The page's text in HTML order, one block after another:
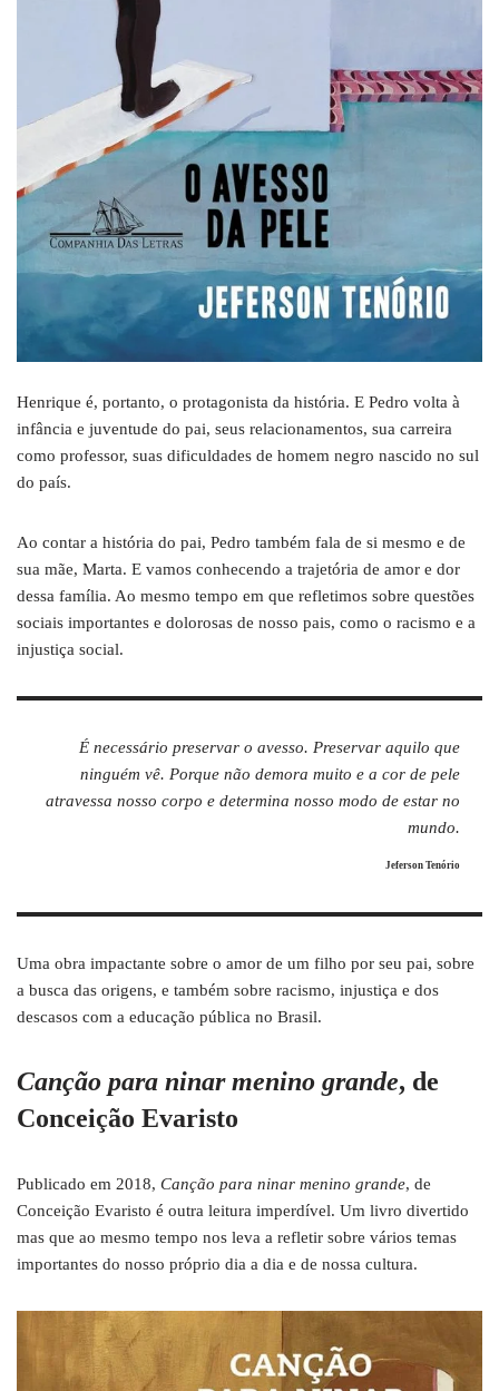
Henrique é, portanto, o protagonista da história. E Pedro volta à
infância e juventude do pai, seus relacionamentos, sua carreira
como professor, suas dificuldades de homem negro nascido no sul
do país.
Ao contar a história do pai, Pedro também fala de si mesmo e de
sua mãe, Marta. E vamos conhecendo a trajetória de amor e dor
dessa família. Ao mesmo tempo em que refletimos sobre questões
sociais importantes e dolorosas de nosso pais, como o racismo e a
injustiça social.
É necessário preservar o avesso. Preservar aquilo que
ninguém vê. Porque não demora muito e a cor de pele
atravessa nosso corpo e determina nosso modo de estar no
mundo.
Jeferson Tenório
Uma obra impactante sobre o amor de um filho por seu pai, sobre
a busca das origens, e também sobre racismo, injustiça e dos
descasos com a educação pública no Brasil.
Canção para ninar menino grande, de
Conceição Evaristo
Publicado em 2018, Canção para ninar menino grande, de
Conceição Evaristo é outra leitura imperdível. Um livro divertido
mas que ao mesmo tempo nos leva a refletir sobre vários temas
importantes do nosso próprio dia a dia e de nossa cultura.